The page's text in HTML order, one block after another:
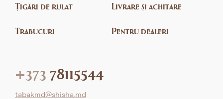
Țigări de rulat
Trabucuri
Livrare și achitare
Pentru dealeri
+373 78115544
tabakmd@shisha.md